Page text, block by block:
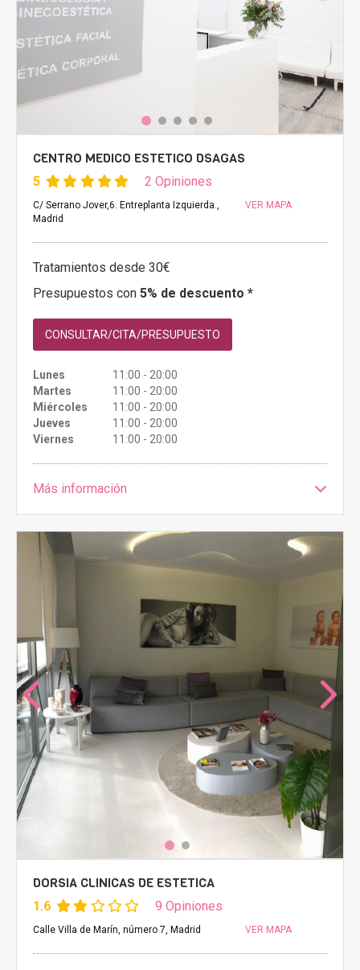
CENTRO MEDICO ESTETICO DSAGAS
5 2 Opiniones
C/ Serrano Jover,6. Entreplanta Izquierda.,
Madrid
VER MAPA
Tratamientos desde 30€
Presupuestos con 5% de descuento *
CONSULTAR/CITA/PRESUPUESTO
Lunes
11:00 - 20:00
Martes
11:00 - 20:00
Miércoles
11:00 - 20:00
Jueves
11:00 - 20:00
Viernes
11:00 - 20:00
Más información
DORSIA CLINICAS DE ESTETICA
1.6 9 Opiniones
Calle Villa de Marín, número 7, Madrid VER MAPA